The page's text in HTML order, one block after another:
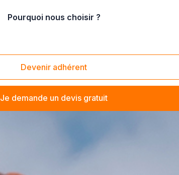
Pourquoi nous choisir ?
Devenir adhérent
Je demande un devis gratuit